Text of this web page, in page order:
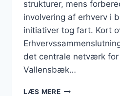
strukturer, mens
involvering af erhverv i
initiativer tog fart. Kort
det centrale netværk for
Vallensbæk…
LÆS MEREBUSINESS